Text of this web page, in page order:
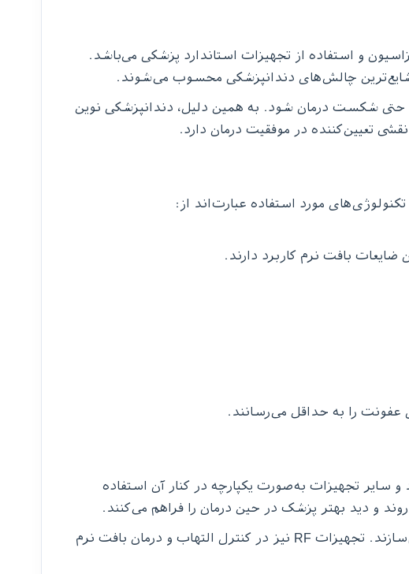
و استفاده از تجهیزات استاندارد پزشکی می‌باشد.
شایع‌ترین چالش‌های دندانپزشکی محسوب می‌شوند.
و حتی شکست درمان شود. به همین دلیل، دندانپزشکی نوین
تعیین‌کننده در موفقیت درمان دارد.
مورد استفاده عبارت‌اند از:
بافت نرم کاربرد دارند.
را به حداقل می‌رسانند.
تجهیزات به‌صورت یکپارچه در کنار آن استفاده
و دید بهتر پزشک در حین درمان را فراهم می‌کنند.
لیزرهای دندانپزشکی امکان انجام درمان‌های کم‌درد، ضدعفونی کانال ریشه و جراحی دقیق لثه را فراهم می‌سازند. تجهیزات RF نیز در کنترل التهاب و درمان بافت نرم